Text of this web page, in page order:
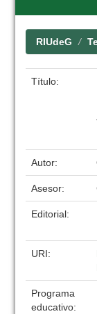
RIUdeG
Título:
Autor:
Asesor:
Editorial:
URI:
Programa
educativo: